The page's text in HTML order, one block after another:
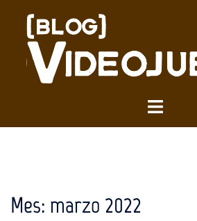
contenido
Alternar
Mes: marzo 2022